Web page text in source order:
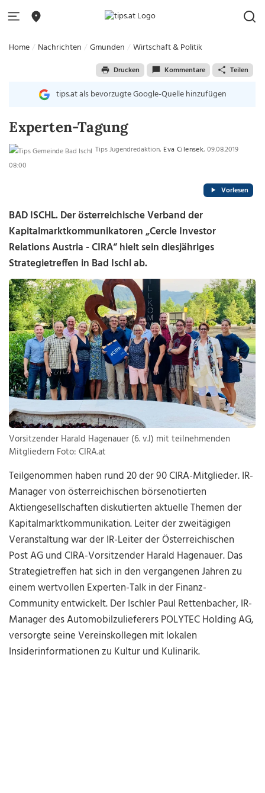
Home Nachrichten Gmunden Wirtschaft & Politik
Drucken Kommentare Teilen
tips.at als bevorzugte Google-Quelle hinzufügen
Experten-Tagung
Tips Jugendredaktion, Eva Cilensek, 09.08.2019
08:00
Vorlesen
BAD ISCHL. Der österreichische Verband der
Kapitalmarktkommunikatoren „Cercle Investor
Relations Austria - CIRA“ hielt sein diesjähriges
Strategietreffen in Bad Ischl ab.
Vorsitzender Harald Hagenauer (6. v.l) mit teilnehmenden
Mitgliedern Foto: CIRA.at
Teilgenommen haben rund 20 der 90 CIRA-Mitglieder. IR-
Manager von österreichischen börsenotierten
Aktiengesellschaften diskutierten aktuelle Themen der
Kapitalmarktkommunikation. Leiter der zweitägigen
Veranstaltung war der IR-Leiter der Österreichischen
Post AG und CIRA-Vorsitzender Harald Hagenauer. Das
Strategietreffen hat sich in den vergangenen Jahren zu
einem wertvollen Experten-Talk in der Finanz-
Community entwickelt. Der Ischler Paul Rettenbacher, IR-
Manager des Automobilzulieferers POLYTEC Holding AG,
versorgte seine Vereinskollegen mit lokalen
Insiderinformationen zu Kultur und Kulinarik.